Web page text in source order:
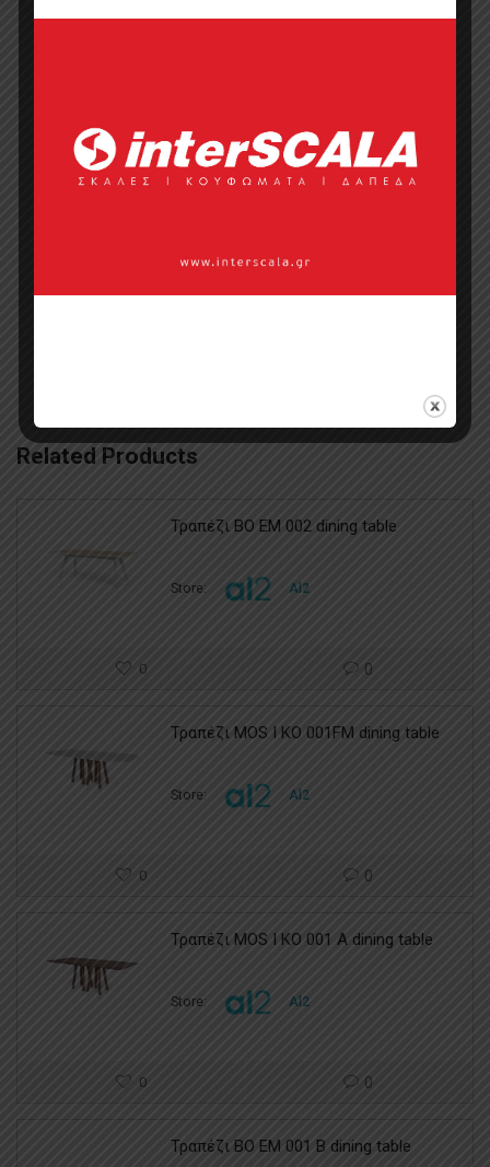
Σημεία πώλησης
Related Products
Τραπέζι BO EM 002 dining table
Store: Al2
0 0
Τραπέζι MOS I KO 001FM dining table
Store: Al2
0 0
Τραπέζι MOS I KO 001 A dining table
Store: Al2
0 0
Τραπέζι BO EM 001 B dining table